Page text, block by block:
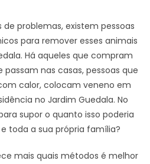
de problemas, existem pessoas
para remover esses animais
Há aqueles que compram
nas casas, pessoas que
calor, colocam veneno em
no Jardim Guedala. No
supor o quanto isso poderia
toda a sua própria família?
mais quais métodos é melhor